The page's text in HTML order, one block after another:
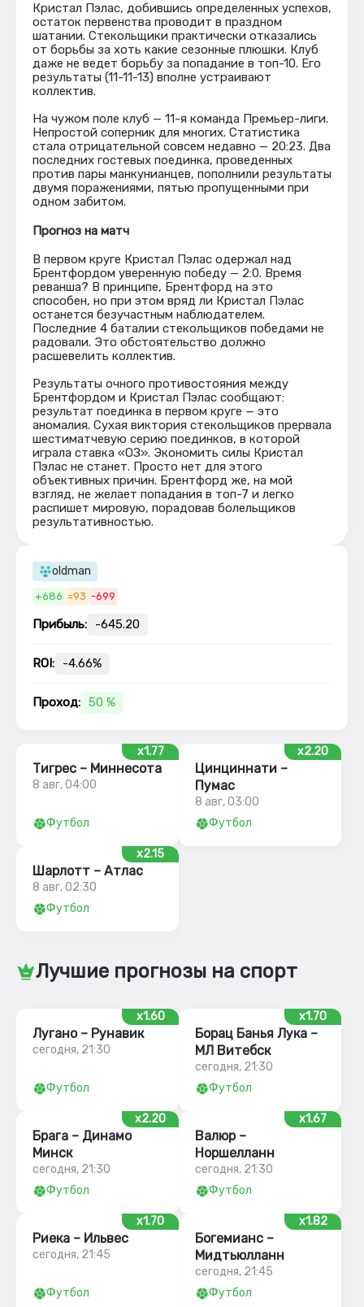
Кристал Пэлас, добившись определенных успехов,
остаток первенства проводит в праздном
шатании. Стекольщики практически отказались
от борьбы за хоть какие сезонные плюшки. Клуб
даже не ведет борьбу за попадание в топ-10. Его
результаты (11-11-13) вполне устраивают
коллектив.
На чужом поле клуб — 11-я команда Премьер-лиги.
Непростой соперник для многих. Статистика
стала отрицательной совсем недавно — 20:23. Два
последних гостевых поединка, проведенных
против пары манкунианцев, пополнили результаты
двумя поражениями, пятью пропущенными при
одном забитом.
Прогноз на матч
В первом круге Кристал Пэлас одержал над
Брентфордом уверенную победу — 2:0. Время
реванша? В принципе, Брентфорд на это
способен, но при этом вряд ли Кристал Пэлас
останется безучастным наблюдателем.
Последние 4 баталии стекольщиков победами не
радовали. Это обстоятельство должно
расшевелить коллектив.
Результаты очного противостояния между
Брентфордом и Кристал Пэлас сообщают:
результат поединка в первом круге — это
аномалия. Сухая виктория стекольщиков прервала
шестиматчевую серию поединков, в которой
играла ставка «ОЗ». Экономить силы Кристал
Пэлас не станет. Просто нет для этого
объективных причин. Брентфорд же, на мой
взгляд, не желает попадания в топ-7 и легко
распишет мировую, порадовав болельщиков
результативностью.
oldman
+686 =93 -699
Прибыль: -645.20
ROI: -4.66%
Проход: 50 %
x1.77
Тигрес – Миннесота
8 авг, 04:00
Футбол
x2.20
Цинциннати –
Пумас
8 авг, 03:00
Футбол
x2.15
Шарлотт – Атлас
8 авг, 02:30
Футбол
Лучшие прогнозы на спорт
x1.60
Лугано – Рунавик
сегодня, 21:30
Футбол
x1.70
Борац Банья Лука –
МЛ Витебск
сегодня, 21:30
Футбол
x2.20
Брага – Динамо
Минск
сегодня, 21:30
Футбол
x1.67
Валюр –
Норшелланн
сегодня, 21:30
Футбол
x1.70
Риека – Ильвес
сегодня, 21:45
Футбол
x1.82
Богемианс –
Мидтьюлланн
сегодня, 21:45
Футбол